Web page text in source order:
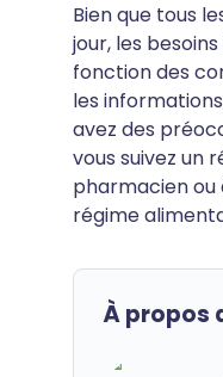
Bien que tous
jour, les
fonction des
les
avez des
vous suivez un
pharmacien
régime
À propos